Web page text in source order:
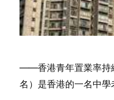
——香港青年置業率持
名）是香港的一名中學